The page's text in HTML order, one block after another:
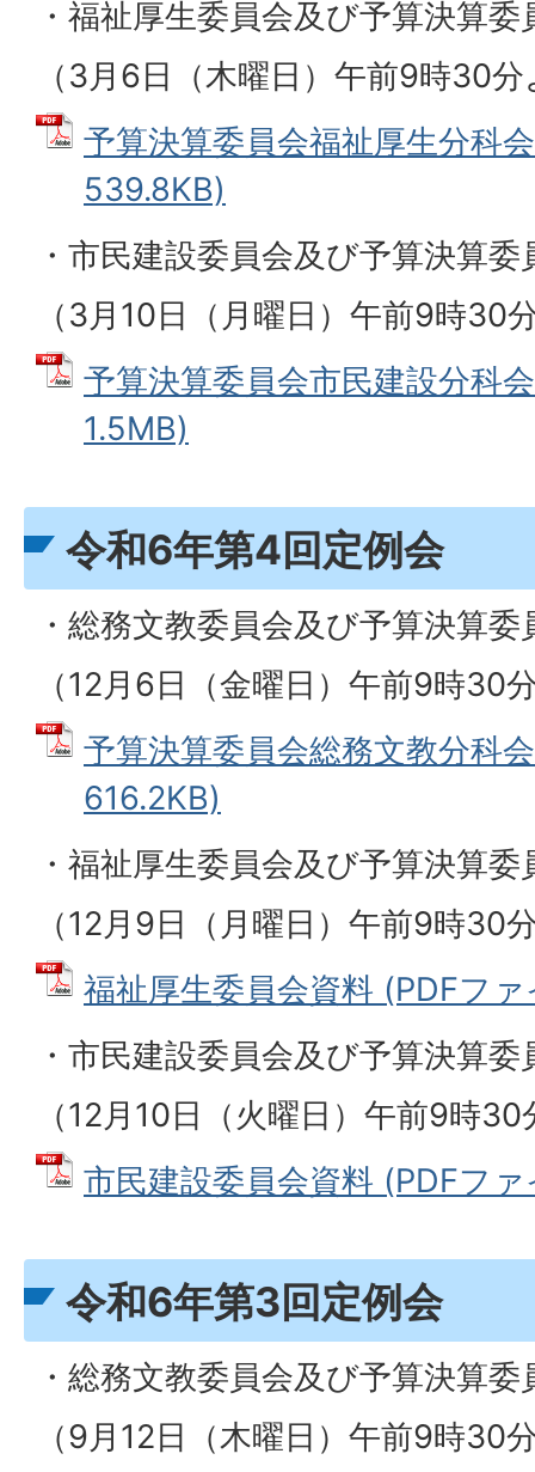
・福祉厚生委員会及び予算決算
（3月6日（木曜日）午前9時30
予算決算委員会福祉厚生分科
539.8KB)
・市民建設委員会及び予算決算
（3月10日（月曜日）午前9時30
予算決算委員会市民建設分科
1.5MB)
令和6年第4回定例会
・総務文教委員会及び予算決算
（12月6日（金曜日）午前9時30
予算決算委員会総務文教分科
616.2KB)
・福祉厚生委員会及び予算決算
（12月9日（月曜日）午前9時30
福祉厚生委員会資料 (PDFフ
・市民建設委員会及び予算決算
（12月10日（火曜日）午前9時
市民建設委員会資料 (PDFフ
令和6年第3回定例会
・総務文教委員会及び予算決算
（9月12日（木曜日）午前9時30